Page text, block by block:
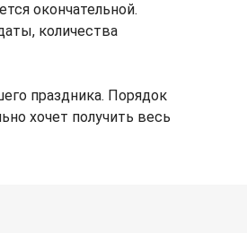
окончательной.
количества
праздника. Порядок
хочет получить весь